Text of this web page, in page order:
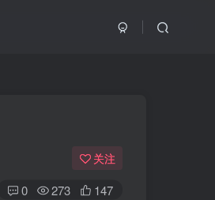
关注
0 273 147